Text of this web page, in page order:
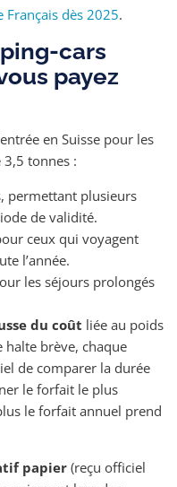
dès 2025.
cars
payez
en Suisse pour les
tonnes :
permettant plusieurs
de validité.
ceux qui voyagent
l’année.
les séjours prolongés
du coût liée au poids
halte brève, chaque
de comparer la durée
le forfait le plus
le forfait annuel prend
papier (reçu officiel